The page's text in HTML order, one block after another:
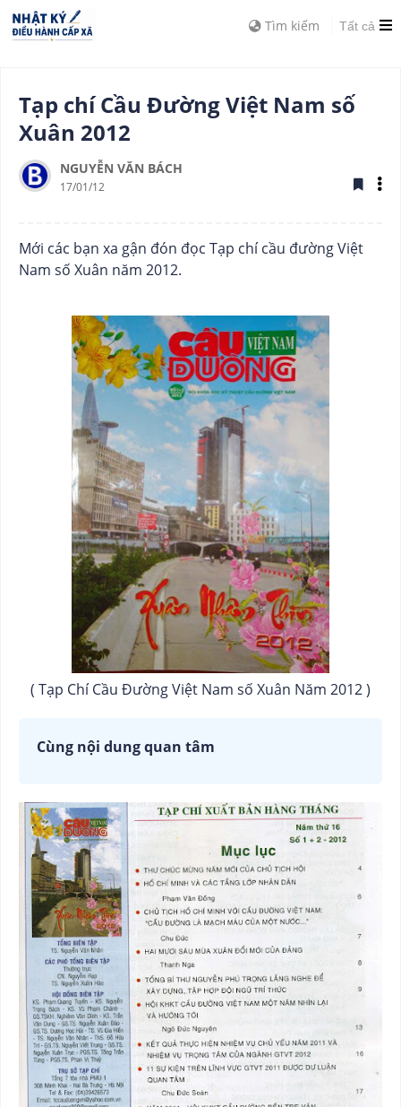
Tìm kiếm Tất cả
Tạp chí Cầu Đường Việt Nam số
Xuân 2012
NGUYỄN VĂN BÁCH
17/01/12
Mới các bạn xa gận đón đọc Tạp chí cầu đường Việt
Nam số Xuân năm 2012.
( Tạp Chí Cầu Đường Việt Nam số Xuân Năm 2012 )
Cùng nội dung quan tâm